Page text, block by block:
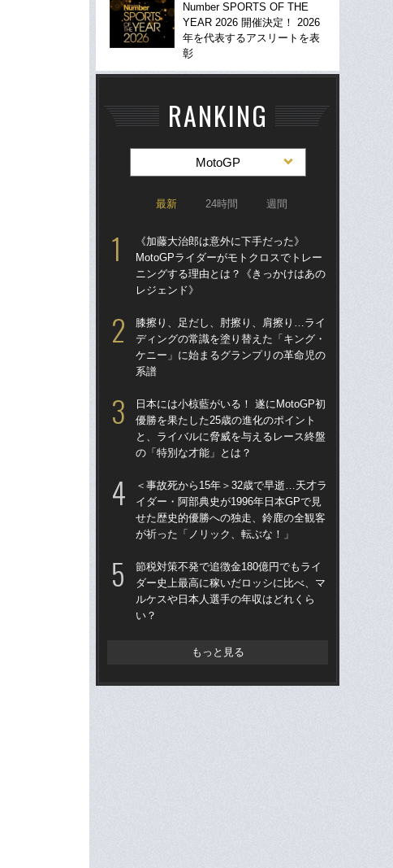
Number SPORTS OF THE
YEAR 2026 開催決定！ 2026
年を代表するアスリートを表
彰
RANKING
MotoGP
最新 24時間 週間
《加藤大治郎は意外に下手だった》
MotoGPライダーがモトクロスでトレー
ニングする理由とは？《きっかけはあの
レジェンド》
膝擦り、足だし、肘擦り、肩擦り…ライ
ディングの常識を塗り替えた「キング・
ケニー」に始まるグランプリの革命児の
系譜
日本には小椋藍がいる！ 遂にMotoGP初
優勝を果たした25歳の進化のポイント
と、ライバルに脅威を与えるレース終盤
の「特別な才能」とは？
＜事故死から15年＞32歳で早逝…天才ラ
イダー・阿部典史が1996年日本GPで見
せた歴史的優勝への独走、鈴鹿の全観客
が祈った「ノリック、転ぶな！」
節税対策不発で追徴金180億円でもライ
ダー史上最高に稼いだロッシに比べ、マ
ルケスや日本人選手の年収はどれくら
い？
もっと見る